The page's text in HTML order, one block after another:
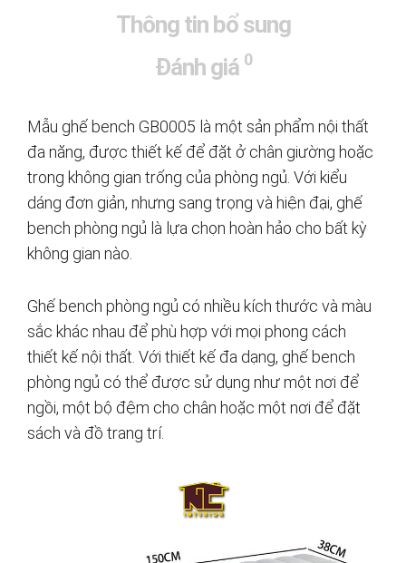
Thông tin bổ sung
Đánh giá 0
Mẫu ghế bench GB0005 là một sản phẩm nội thất
đa năng, được thiết kế để đặt ở chân giường hoặc
trong không gian trống của phòng ngủ. Với kiểu
dáng đơn giản, nhưng sang trọng và hiện đại, ghế
bench phòng ngủ là lựa chọn hoàn hảo cho bất kỳ
không gian nào.
Ghế bench phòng ngủ có nhiều kích thước và màu
sắc khác nhau để phù hợp với mọi phong cách
thiết kế nội thất. Với thiết kế đa dạng, ghế bench
phòng ngủ có thể được sử dụng như một nơi để
ngồi, một bộ đệm cho chân hoặc một nơi để đặt
sách và đồ trang trí.